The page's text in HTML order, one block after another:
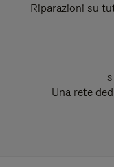
Riparazioni su
Una rete